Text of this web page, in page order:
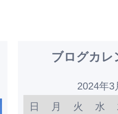
ブログカレ
2024年3
日
月 火 水